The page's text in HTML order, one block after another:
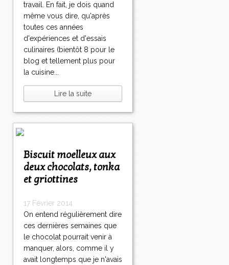
travail. En fait, je dois quand
même vous dire, qu'après
toutes ces années
d'expériences et d'essais
culinaires (bientôt 8 pour le
blog et tellement plus pour
la cuisine...
Lire la suite
Biscuit moelleux aux
deux chocolats, tonka
et griottines
17 Février 2014
On entend régulièrement dire
ces dernières semaines que
le chocolat pourrait venir à
manquer, alors, comme il y
avait longtemps que je n'avais